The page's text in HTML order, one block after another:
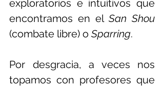
exploratorios e intuitivos que
encontramos en el San Shou
(combate libre) o Sparring.
Por desgracia, a veces nos
topamos con profesores que